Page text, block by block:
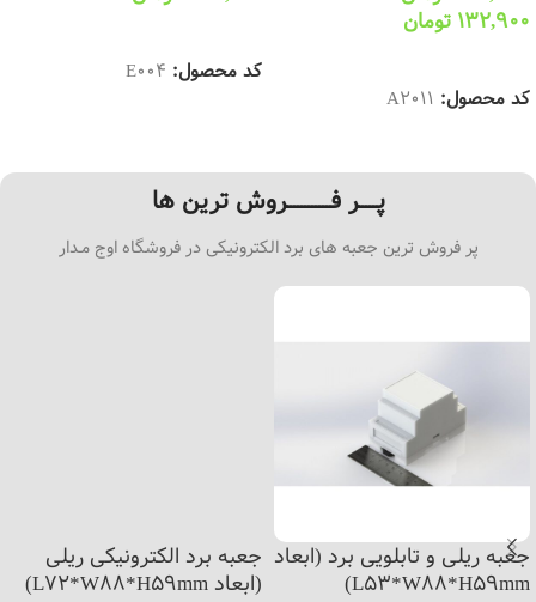
132,900 تومان
کد محصول: A2011
کد محصول: E004
پـــــر فــــــــــــروش ترین ها
پر فروش ترین جعبه های برد الکترونیکی در فروشگاه اوج مـدار
جعبه ریلی و تابلویی برد (ابعاد
L53*W88*H59mm)
جعبه برد الکترونیکی ریلی
(ابعاد L72*W88*H59mm)